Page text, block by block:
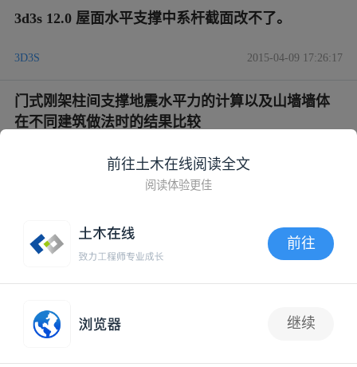
3d3s 12.0 屋面水平支撑中系杆截面改不了。
3D3S 2015-04-09 17:26:17
门式刚架柱间支撑地震水平力的计算以及山墙墙体
在不同建筑做法时的结果比较
钢屋盖的水平支撑布置原则是什么？多远布置一道
2015-01-10 10:09:10
关于内支撑水平剪刀撑问题
建筑施工图 2014-11-25 19:55:54
前往土木在线阅读全文
阅读体验更佳
前往
继续